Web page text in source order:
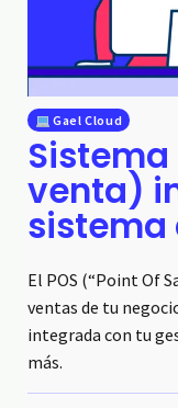
Gael Cloud
Sistema
venta)
sistema
El POS (“Point Of
ventas de tu
integrada con tu
más.